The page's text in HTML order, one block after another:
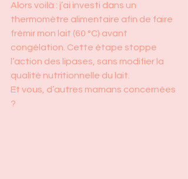
Alors voilà : j’ai investi dans un
thermomètre alimentaire afin de faire
frémir mon lait (60 °C) avant
congélation. Cette étape stoppe
l’action des lipases, sans modifier la
qualité nutritionnelle du lait.
Et vous, d’autres mamans concernées
?